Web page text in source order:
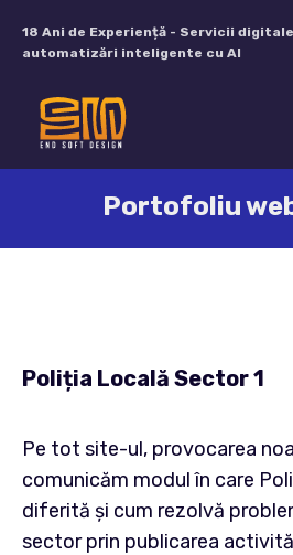
18 Ani de Experiență - Servicii
automatizări inteligente cu AI
Portofoliu
Poliția Locală Sector 1
Pe tot site-ul, provocarea
comunicăm modul în care
diferită și cum rezolvă
sector prin publicarea